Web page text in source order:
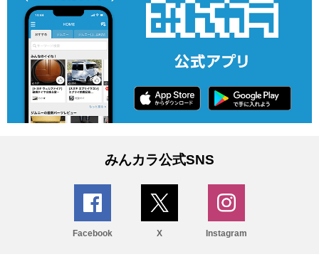
みんカラ公式SNS
Facebook X Instagram